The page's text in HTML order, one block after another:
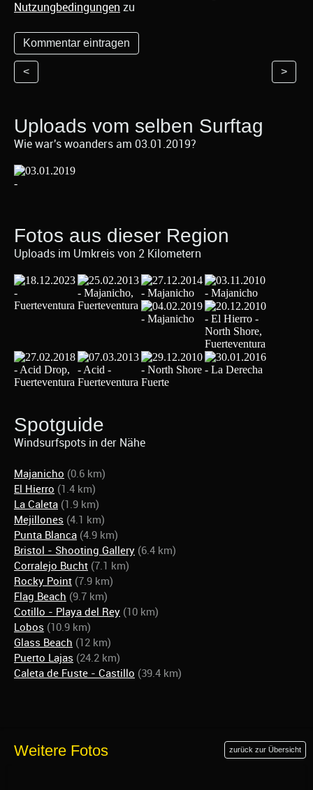
Nutzungbedingungen zu
< >
Uploads vom selben Surftag
Wie war's woanders am 03.01.2019?
Fotos aus dieser Region
Uploads im Umkreis von 2 Kilometern
Spotguide
Windsurfspots in der Nähe
Majanicho (0.6 km)
El Hierro (1.4 km)
La Caleta (1.9 km)
Mejillones (4.1 km)
Punta Blanca (4.9 km)
Bristol - Shooting Gallery (6.4 km)
Corralejo Bucht (7.1 km)
Rocky Point (7.9 km)
Flag Beach (9.7 km)
Cotillo - Playa del Rey (10 km)
Lobos (10.9 km)
Glass Beach (12 km)
Puerto Lajas (24.2 km)
Caleta de Fuste - Castillo (39.4 km)
Weitere Fotos zurück zur Übersicht